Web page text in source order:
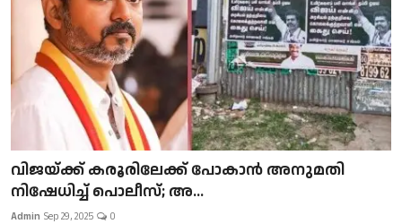
വിജയ്ക്ക് കരൂരിലേക്ക് പോകാൻ അനുമതി
നിഷേധിച്ച് പൊലീസ്; അ...
Admin Sep 29, 2025 0